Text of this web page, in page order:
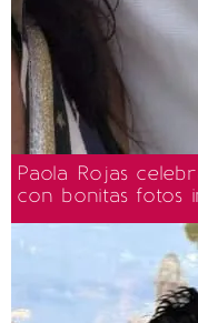
Paola Rojas
con bonitas fotos